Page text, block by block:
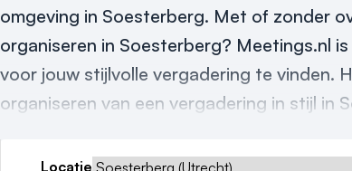
omgeving in Soesterberg. Met of zonder
organiseren in Soesterberg? Meetings.nl
voor jouw stijlvolle vergadering te vinden.
organiseren van een vergadering in stijl in
Locatie